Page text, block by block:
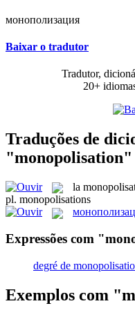
монополизация
Baixar o tradutor
Tradutor,
20+
Traduções de
"monopolisation"
la
pl. monopolisations
Expressões com
degré de
Exemplos com